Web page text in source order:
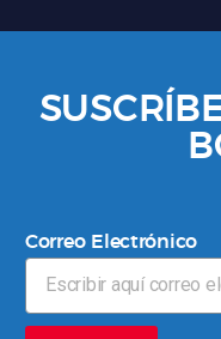
Correo Electrónico